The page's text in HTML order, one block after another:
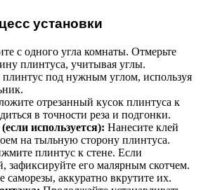
установки
с одного угла комнаты. Отмерьте
плинтуса, учитывая углы.
плинтус под нужным углом, используя
отрезанный кусок плинтуса к
в точности реза и подгонки.
используется): Нанесите клей
на тыльную сторону плинтуса.
плинтус к стене. Если
зафиксируйте его малярным скотчем.
саморезы, аккуратно вкрутите их.